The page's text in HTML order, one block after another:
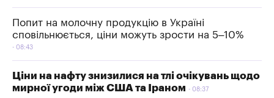
Попит на молочну продукцію в Україні
сповільнюється, ціни можуть зрости на 5–10%
08:43
Ціни на нафту знизилися на тлі очікувань щодо
мирної угоди між США та Іраном
08:37